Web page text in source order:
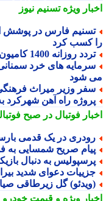
ویژهتسنیم نیوز
فارس در پوشش
کسب کرد
روزانه 1400 کامیون در دوغارون؛ صف ها طولانی شد
های خرد سمنانی
شود
وزیر میراث فرهنگی
راه آهن شهرکرد به پیشرفت 85
فوتبال در صبح فوتبالی
در یک قدمی
صریح شمسایی به
به دنبال بازیکن
دعوای شدید
گل زیرطاقی
ویژهو قیمت خودرو |